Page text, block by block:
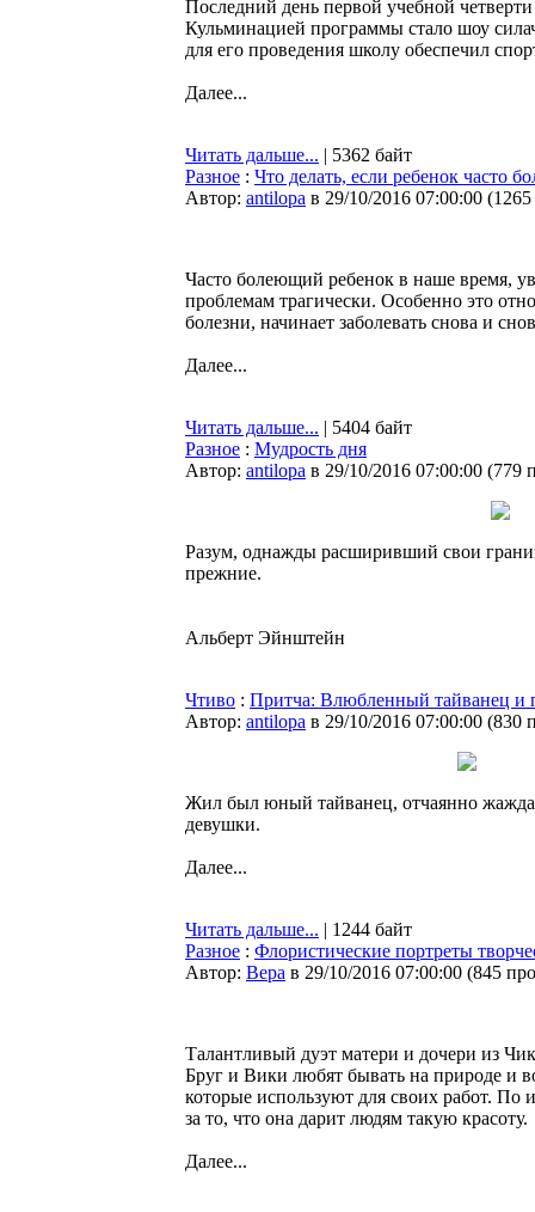
Последний день первой учебной
Кульминацией программы стало шоу
для его проведения школу обеспечил
Далее...
Читать дальше... | 5362 байт
Разное : Что делать, если ребенок часто
Автор: antilopa в 29/10/2016 07:00:00 (
Часто болеющий ребенок в наше время,
проблемам трагически. Особенно это
болезни, начинает заболевать снова и
Далее...
Читать дальше... | 5404 байт
Разное : Мудрость дня
Автор: antilopa в 29/10/2016 07:00:00 (779
Разум, однажды расширивший свои
прежние.
Альберт Эйнштейн
Чтиво : Притча: Влюбленный тайванец и
Автор: antilopa в 29/10/2016 07:00:00 (830
Жил был юный тайванец, отчаянно
девушки.
Далее...
Читать дальше... | 1244 байт
Разное : Флористические портреты
Автор: Bepa в 29/10/2016 07:00:00 (845
Талантливый дуэт матери и дочери из
Бруг и Вики любят бывать на природе и
которые используют для своих работ. По
за то, что она дарит людям такую красоту.
Далее...